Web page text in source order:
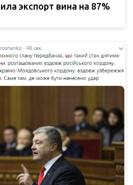
экспорт вина на 87%